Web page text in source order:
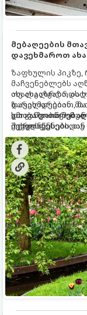
მებაღეების
დავეხმაროთ
ზაფხულის
მაჩვენებლებს
ახალგაზრდა,
ზარალდებიან.
და
ქვედა
თუ ახალგაზრდა
დავეხმარებით,
ხმობა დაიწყონ
შეხვდნენ.
გთავაზობთ
ოქროს წესებს,
ხეები ზაფხულის